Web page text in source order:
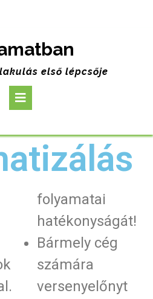
első lépcsője
folyamatai
hatékonyságát!
Bármely cég
számára
versenyelőnyt
robotizált